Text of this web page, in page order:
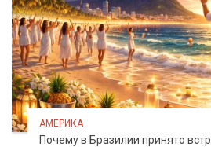
АМЕРИКА
Почему в Бразилии принято